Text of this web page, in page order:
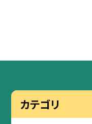
カテゴリ